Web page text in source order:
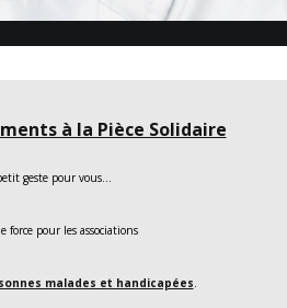
à la Pièce Solidaire
geste pour vous…
force pour les associations
malades et handicapées.